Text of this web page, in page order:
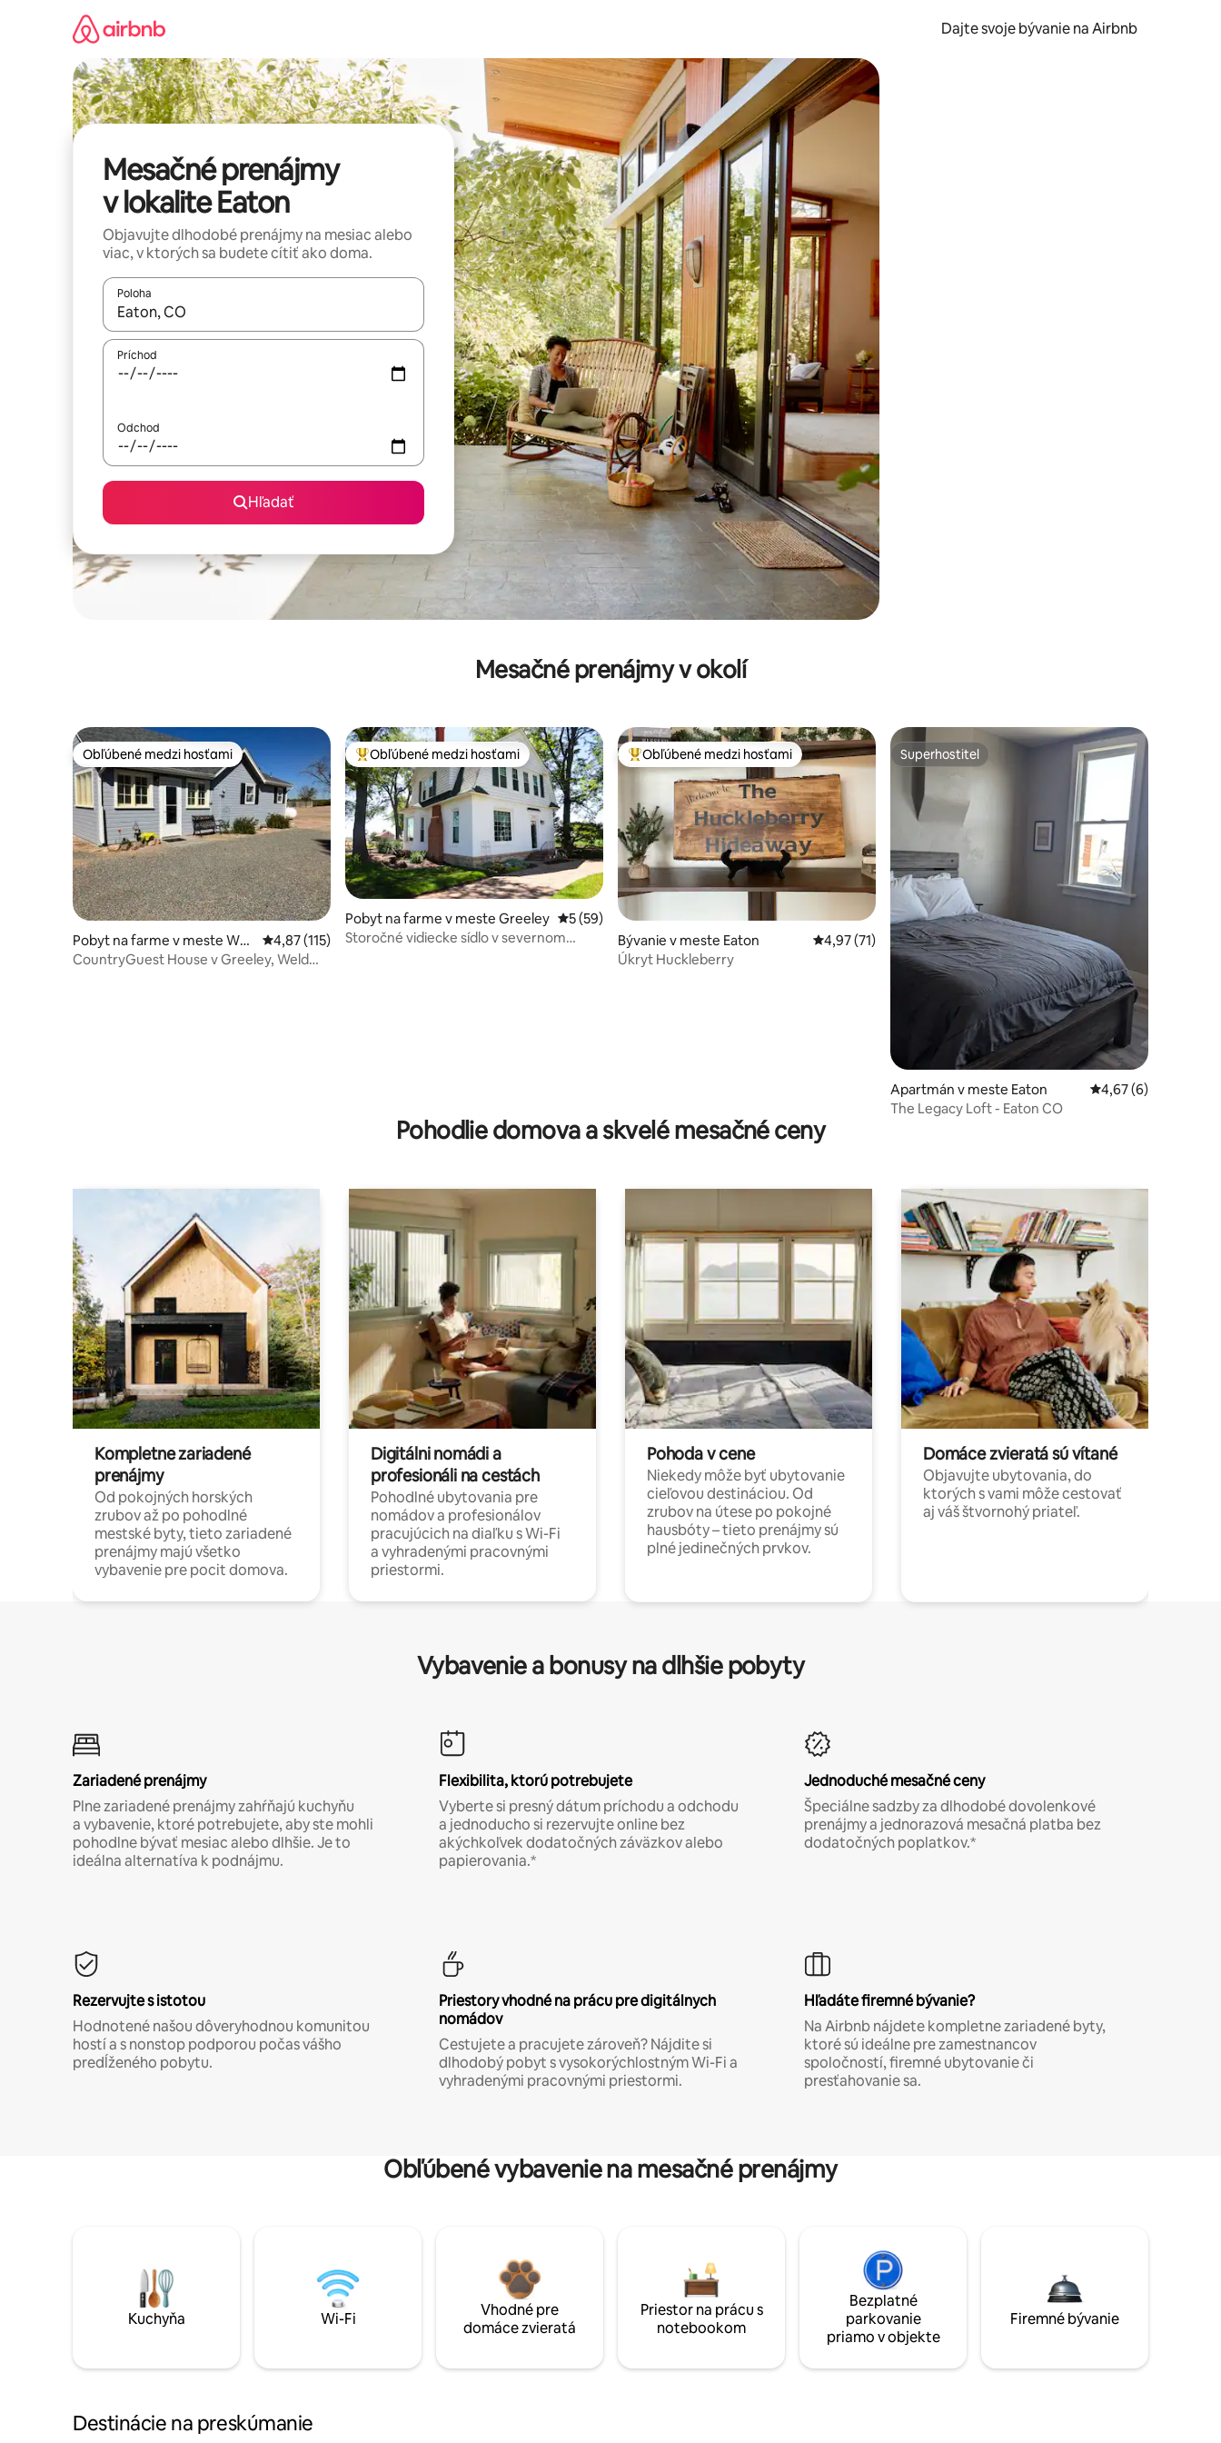
Dajte svoje bývanie na Airbnb
Mesačné prenájmy
v lokalite Eaton
Objavujte dlhodobé prenájmy na mesiac alebo
viac, v ktorých sa budete cítiť ako doma.
Poloha
Keď budú výsledky k dispozícii, môžete si ich prechádzať pomocou klávesov so šípkami nahor a nadol alebo ich preskúmať pomocou dotykových gest či potiahnutia prstom.
Príchod
Odchod
Hľadať
Mesačné prenájmy v okolí
Obľúbené medzi hosťami
Obľúbené medzi hosťami
Pobyt na farme v meste Wel
d County
Priemerné ohodnotenie 4,87 z 5, počet hodnotení: 115
4,87 (115)
CountryGuest House v Greeley, Weld
Najobľúbenejšie medzi hosťami
Obľúbené medzi hosťami
Pobyt na farme v meste Greeley Priemerné ohodnotenie 5 z 5, počet hodnotení: 59
5 (59)
Storočné vidiecke sídlo v severnom
Najobľúbenejšie medzi hosťami
Obľúbené medzi hosťami
Bývanie v meste Eaton Priemerné ohodnotenie 4,97 z 5, počet hodnotení: 71
4,97 (71)
Úkryt Huckleberry
Superhostiteľ
Superhostiteľ
Apartmán v meste Eaton Priemerné
4,67 (6)
The Legacy Loft - Eaton CO
Pohodlie domova a skvelé mesačné ceny
Kompletne zariadené
prenájmy
Od pokojných horských
zrubov až po pohodlné
mestské byty, tieto zariadené
prenájmy majú všetko
vybavenie pre pocit domova.
Digitálni nomádi a
profesionáli na cestách
Pohodlné ubytovania pre
nomádov a profesionálov
pracujúcich na diaľku s Wi-Fi
a vyhradenými pracovnými
priestormi.
Pohoda v cene
Niekedy môže byť ubytovanie
cieľovou destináciou. Od
zrubov na útese po pokojné
hausbóty – tieto prenájmy sú
plné jedinečných prvkov.
Domáce zvieratá sú vítané
Objavujte ubytovania, do
ktorých s vami môže cestovať
aj váš štvornohý priateľ.
Vybavenie a bonusy na dlhšie pobyty
Zariadené prenájmy
Plne zariadené prenájmy zahŕňajú kuchyňu
a vybavenie, ktoré potrebujete, aby ste mohli
pohodlne bývať mesiac alebo dlhšie. Je to
ideálna alternatíva k podnájmu.
Flexibilita, ktorú potrebujete
Vyberte si presný dátum príchodu a odchodu
a jednoducho si rezervujte online bez
akýchkoľvek dodatočných záväzkov alebo
papierovania.*
Jednoduché mesačné ceny
Špeciálne sadzby za dlhodobé dovolenkové
prenájmy a jednorazová mesačná platba bez
dodatočných poplatkov.*
Rezervujte s istotou
Hodnotené našou dôveryhodnou komunitou
hostí a s nonstop podporou počas vášho
predĺženého pobytu.
Priestory vhodné na prácu pre digitálnych
nomádov
Cestujete a pracujete zároveň? Nájdite si
dlhodobý pobyt s vysokorýchlostným Wi-Fi a
vyhradenými pracovnými priestormi.
Hľadáte firemné bývanie?
Na Airbnb nájdete kompletne zariadené byty,
ktoré sú ideálne pre zamestnancov
spoločností, firemné ubytovanie či
presťahovanie sa.
Obľúbené vybavenie na mesačné prenájmy
Kuchyňa Wi-Fi
Vhodné pre
domáce zvieratá
Priestor na prácu s
notebookom
Bezplatné
parkovanie
priamo v objekte
Firemné bývanie
Destinácie na preskúmanie